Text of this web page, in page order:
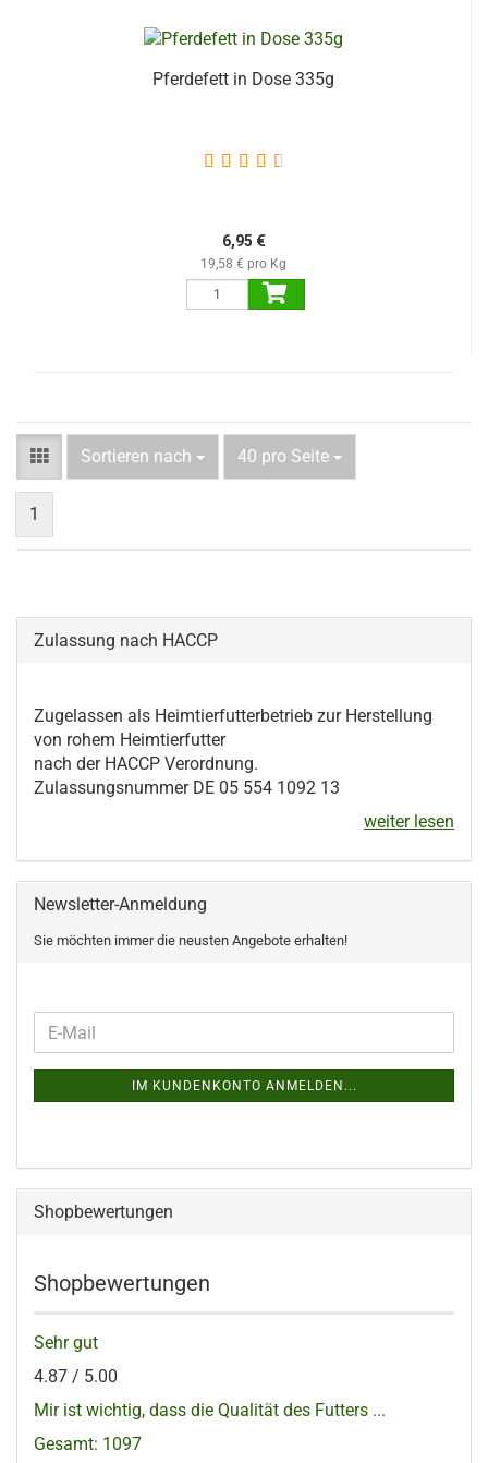
Pferdefett in Dose 335g
6,95 €
19,58 € pro Kg
Sortieren nach 40 pro Seite
1
Zulassung nach HACCP
Zugelassen als Heimtierfutterbetrieb zur Herstellung
von rohem Heimtierfutter
nach der HACCP Verordnung.
Zulassungsnummer DE 05 554 1092 13
weiter lesen
Newsletter-Anmeldung
Sie möchten immer die neusten Angebote erhalten!
IM KUNDENKONTO ANMELDEN...
Shopbewertungen
Shopbewertungen
Sehr gut
4.87 / 5.00
Mir ist wichtig, dass die Qualität des Futters ...
Gesamt: 1097